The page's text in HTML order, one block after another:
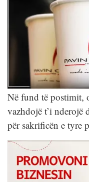
Në fund të postimit,
vazhdojë t’i nderojë
për sakrificën e tyre